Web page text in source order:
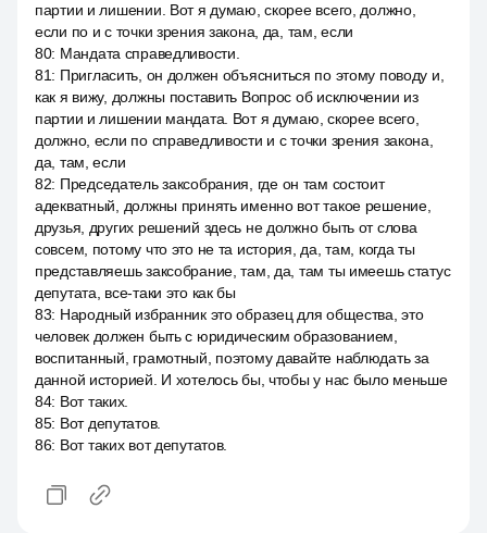
партии и лишении. Вот я думаю, скорее всего, должно,
если по и с точки зрения закона, да, там, если
80: Мандата справедливости.
81: Пригласить, он должен объясниться по этому поводу и,
как я вижу, должны поставить Вопрос об исключении из
партии и лишении мандата. Вот я думаю, скорее всего,
должно, если по справедливости и с точки зрения закона,
да, там, если
82: Председатель заксобрания, где он там состоит
адекватный, должны принять именно вот такое решение,
друзья, других решений здесь не должно быть от слова
совсем, потому что это не та история, да, там, когда ты
представляешь заксобрание, там, да, там ты имеешь статус
депутата, все-таки это как бы
83: Народный избранник это образец для общества, это
человек должен быть с юридическим образованием,
воспитанный, грамотный, поэтому давайте наблюдать за
данной историей. И хотелось бы, чтобы у нас было меньше
84: Вот таких.
85: Вот депутатов.
86: Вот таких вот депутатов.